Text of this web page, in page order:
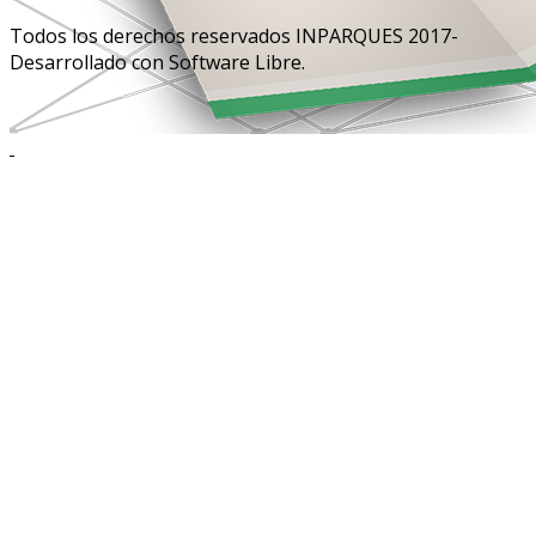
Todos los derechos reservados INPARQUES 2017-
Desarrollado con Software Libre.